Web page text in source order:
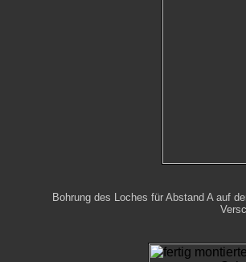
Bohrung des Loches für Abstand A auf